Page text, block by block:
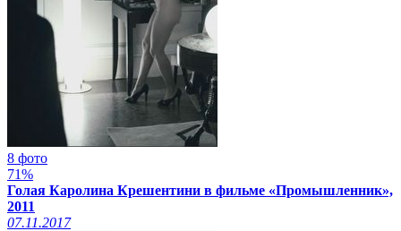
8 фото
71%
Голая Каролина Крешентини в фильме «Промышленник»,
2011
07.11.2017